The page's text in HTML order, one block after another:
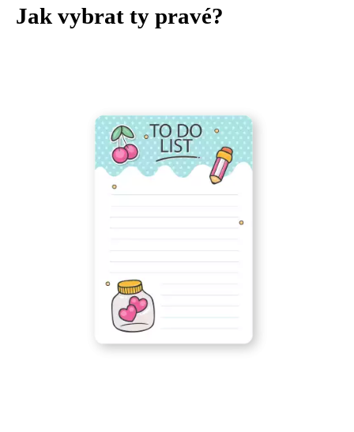
Jak vybrat ty pravé?